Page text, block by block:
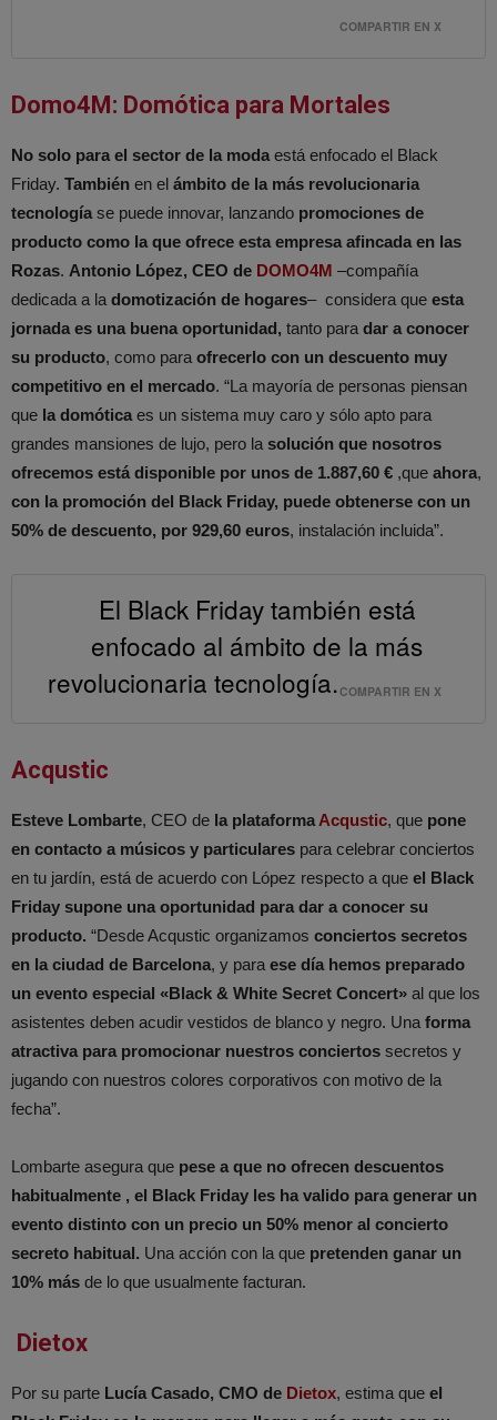
COMPARTIR EN X
Domo4M: Domótica para Mortales
No solo para el sector de la moda está enfocado el Black
Friday. También en el ámbito de la más revolucionaria
tecnología se puede innovar, lanzando promociones de
producto como la que ofrece esta empresa afincada en las
Rozas. Antonio López, CEO de DOMO4M –compañía
dedicada a la domotización de hogares– considera que esta
jornada es una buena oportunidad, tanto para dar a conocer
su producto, como para ofrecerlo con un descuento muy
competitivo en el mercado. “La mayoría de personas piensan
que la domótica es un sistema muy caro y sólo apto para
grandes mansiones de lujo, pero la solución que nosotros
ofrecemos está disponible por unos de 1.887,60 € ,que ahora,
con la promoción del Black Friday, puede obtenerse con un
50% de descuento, por 929,60 euros, instalación incluida”.
El Black Friday también está
enfocado al ámbito de la más
revolucionaria tecnología.COMPARTIR EN X
Acqustic
Esteve Lombarte, CEO de la plataforma Acqustic, que pone
en contacto a músicos y particulares para celebrar conciertos
en tu jardín, está de acuerdo con López respecto a que el Black
Friday supone una oportunidad para dar a conocer su
producto. “Desde Acqustic organizamos conciertos secretos
en la ciudad de Barcelona, y para ese día hemos preparado
un evento especial «Black & White Secret Concert» al que los
asistentes deben acudir vestidos de blanco y negro. Una forma
atractiva para promocionar nuestros conciertos secretos y
jugando con nuestros colores corporativos con motivo de la
fecha”.
Lombarte asegura que pese a que no ofrecen descuentos
habitualmente , el Black Friday les ha valido para generar un
evento distinto con un precio un 50% menor al concierto
secreto habitual. Una acción con la que pretenden ganar un
10% más de lo que usualmente facturan.
Dietox
Por su parte Lucía Casado, CMO de Dietox, estima que el